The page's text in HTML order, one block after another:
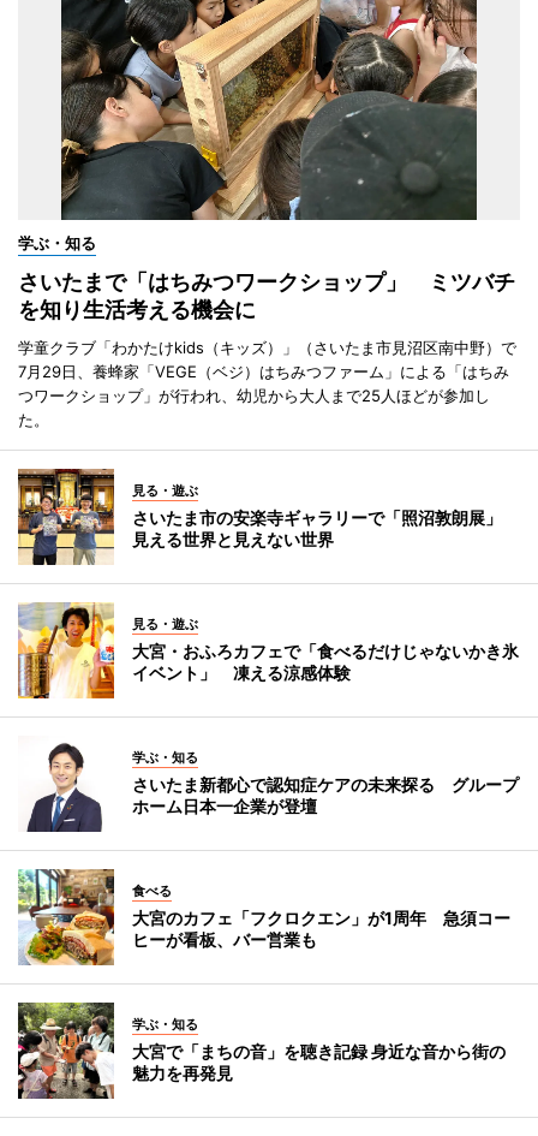
学ぶ・知る
さいたまで「はちみつワークショップ」 ミツバチ
を知り生活考える機会に
学童クラブ「わかたけkids（キッズ）」（さいたま市見沼区南中野）で
7月29日、養蜂家「VEGE（ベジ）はちみつファーム」による「はちみ
つワークショップ」が行われ、幼児から大人まで25人ほどが参加し
た。
見る・遊ぶ
さいたま市の安楽寺ギャラリーで「照沼敦朗展」
見える世界と見えない世界
見る・遊ぶ
大宮・おふろカフェで「食べるだけじゃないかき氷
イベント」 凍える涼感体験
学ぶ・知る
さいたま新都心で認知症ケアの未来探る グループ
ホーム日本一企業が登壇
食べる
大宮のカフェ「フクロクエン」が1周年 急須コー
ヒーが看板、バー営業も
学ぶ・知る
大宮で「まちの音」を聴き記録 身近な音から街の
魅力を再発見